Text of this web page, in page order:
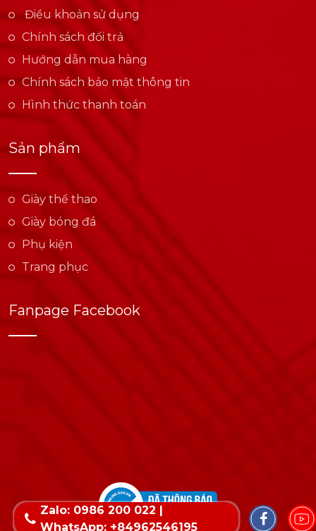
Điều khoản sử dụng
Chính sách đổi trả
Hướng dẫn mua hàng
Chính sách bảo mật thông tin
Hình thức thanh toán
Sản phẩm
Giày thể thao
Giày bóng đá
Phụ kiện
Trang phục
Fanpage Facebook
Zalo: 0986 200 022 |
WhatsApp: +84962546195